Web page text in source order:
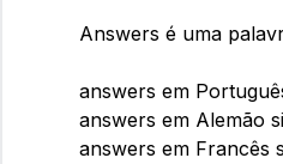
Answers é uma
answers em
answers em Alemão
answers em Francês